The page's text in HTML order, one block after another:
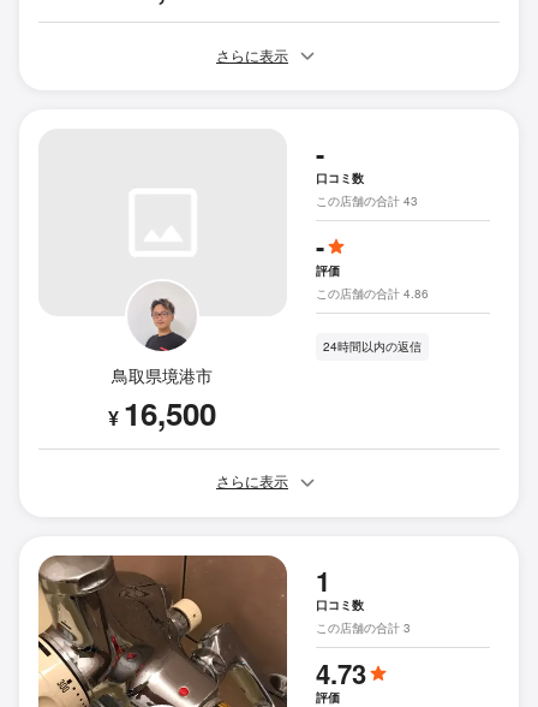
さらに表示
鳥取県境港市
¥ 16,500
-
口コミ数
この店舗の合計 43
-
評価
この店舗の合計 4.86
24時間以内の返信
さらに表示
1
口コミ数
この店舗の合計 3
4.73
評価